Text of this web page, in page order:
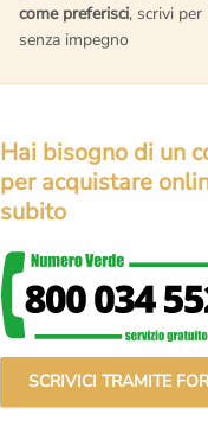
come preferisci, scrivi
senza impegno
Hai bisogno di un
per acquistare
subito
SCRIVICI TRAMITE